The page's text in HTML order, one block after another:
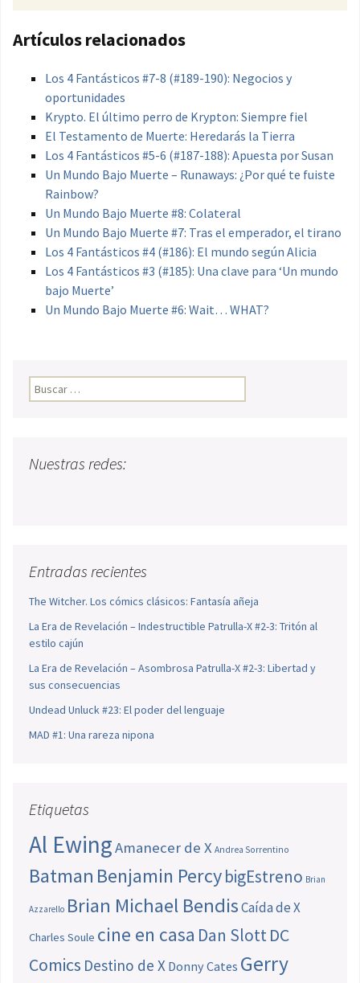
Artículos relacionados
Los 4 Fantásticos #7-8 (#189-190): Negocios y
oportunidades
Krypto. El último perro de Krypton: Siempre fiel
El Testamento de Muerte: Heredarás la Tierra
Los 4 Fantásticos #5-6 (#187-188): Apuesta por Susan
Un Mundo Bajo Muerte – Runaways: ¿Por qué te fuiste
Rainbow?
Un Mundo Bajo Muerte #8: Colateral
Un Mundo Bajo Muerte #7: Tras el emperador, el tirano
Los 4 Fantásticos #4 (#186): El mundo según Alicia
Los 4 Fantásticos #3 (#185): Una clave para ‘Un mundo
bajo Muerte’
Un Mundo Bajo Muerte #6: Wait… WHAT?
Buscar:
Nuestras redes:
Entradas recientes
The Witcher. Los cómics clásicos: Fantasía añeja
La Era de Revelación – Indestructible Patrulla-X #2-3: Tritón al
estilo cajún
La Era de Revelación – Asombrosa Patrulla-X #2-3: Libertad y
sus consecuencias
Undead Unluck #23: El poder del lenguaje
MAD #1: Una rareza nipona
Etiquetas
Al EwingAmanecer de X Andrea Sorrentino
Batman Benjamin PercybigEstreno Brian
Azzarello Brian Michael BendisCaída de X
Charles Soule cine en casa Dan SlottDC
Comics Destino de X Donny Cates Gerry